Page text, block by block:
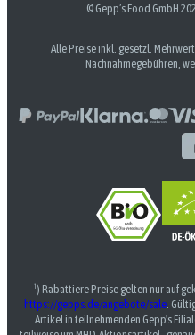
© Gepp’s Food GmbH
Alle Preise inkl. gesetzl.
Nachnahmegebühren,
¹) Rabattiere Preise gelten nur auf
https://gepps.de/angebote/sale.
Artikel in teilnehmenden Gepp's